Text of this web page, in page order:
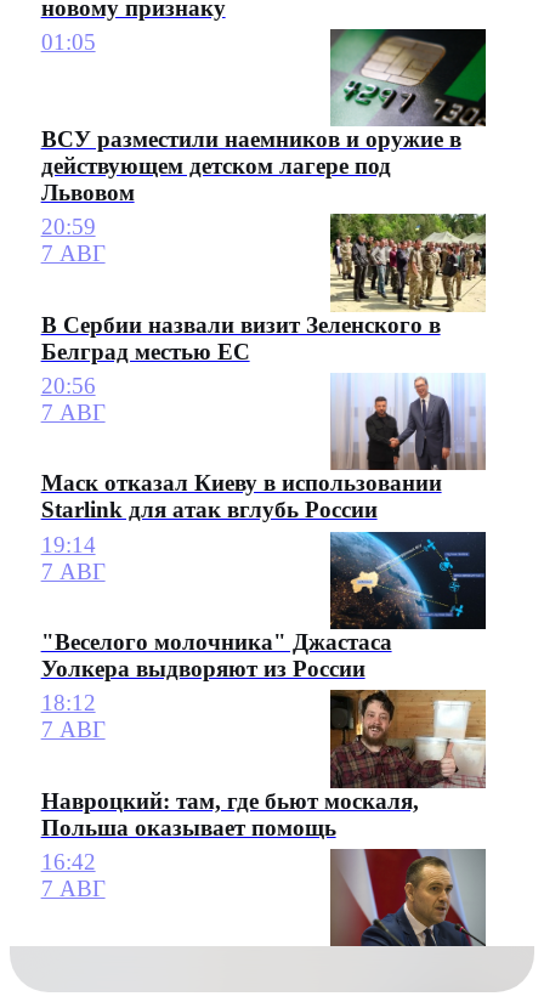
новому признаку
01:05
ВСУ разместили наемников и оружие в
действующем детском лагере под
Львовом
20:59
7 АВГ
В Сербии назвали визит Зеленского в
Белград местью ЕС
20:56
7 АВГ
Маск отказал Киеву в использовании
Starlink для атак вглубь России
19:14
7 АВГ
"Веселого молочника" Джастаса
Уолкера выдворяют из России
18:12
7 АВГ
Навроцкий: там, где бьют москаля,
Польша оказывает помощь
16:42
7 АВГ